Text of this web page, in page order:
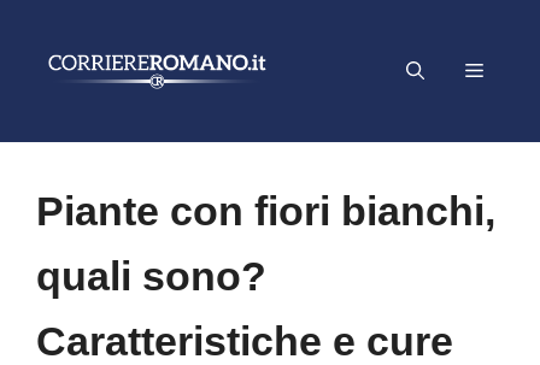
Menu
Piante con fiori bianchi,
quali sono?
Caratteristiche e cure